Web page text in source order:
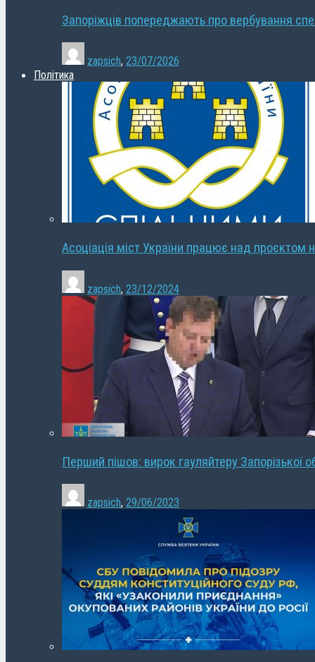
Запоріжців попереджають про вербування
zapsich, 23/07/2026
Політика
Асоціація міст України працює над проєктом
zapsich, 23/12/2024
Перший пішов: вирок гауляйтеру Запорізької
zapsich, 29/06/2023